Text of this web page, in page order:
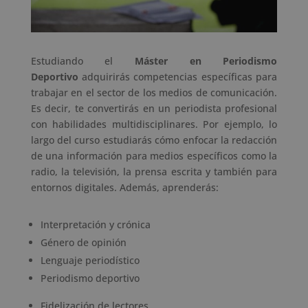
Estudiando el Máster en Periodismo
Deportivo adquirirás competencias específicas para
trabajar en el sector de los medios de comunicación.
Es decir, te convertirás en un periodista profesional
con habilidades multidisciplinares. Por ejemplo, lo
largo del curso estudiarás cómo enfocar la redacción
de una información para medios específicos como la
radio, la televisión, la prensa escrita y también para
entornos digitales. Además, aprenderás:
Interpretación y crónica
Género de opinión
Lenguaje periodístico
Periodismo deportivo